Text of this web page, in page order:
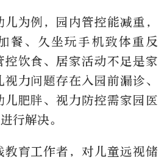
为例，园内管控能减重，
餐、久坐玩手机致体重反
控饮食、居家活动不足是家
力问题存在入园前漏诊、
儿肥胖、视力防控需家园医
行解决。
教育工作者，对儿童远视储